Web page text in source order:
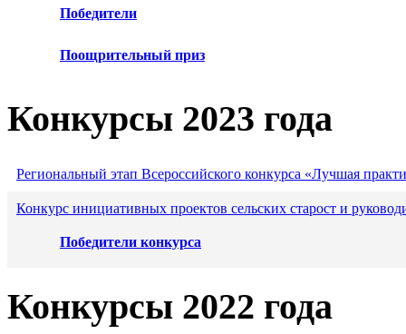
Победители
Поощрительный приз
Конкурсы 2023 года
Региональный этап Всероссийского конкурса «Лучшая
Конкурс инициативных проектов сельских старост и
Победители конкурса
Конкурсы 2022 года